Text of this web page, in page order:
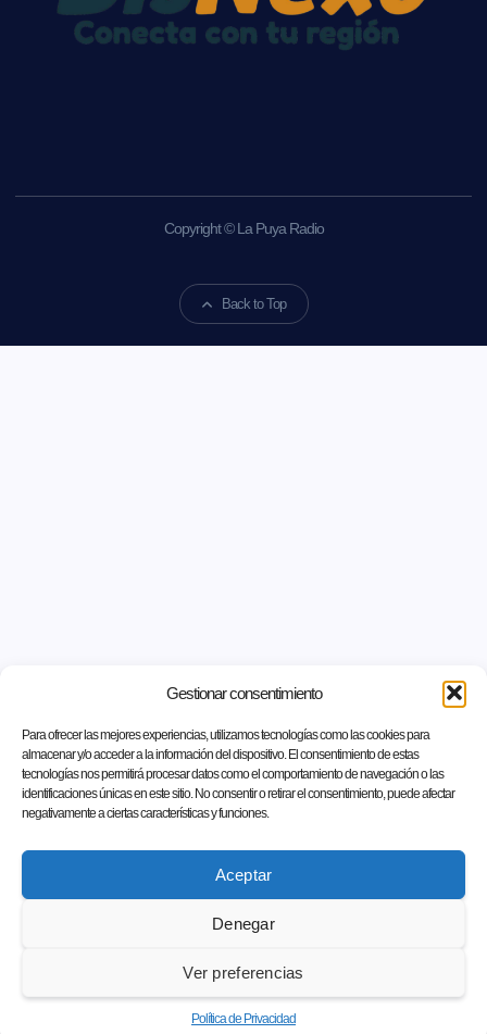
Gestionar consentimiento
Para ofrecer las mejores experiencias, utilizamos tecnologías como las cookies para
almacenar y/o acceder a la información del dispositivo. El consentimiento de estas
tecnologías nos permitirá procesar datos como el comportamiento de navegación o las
identificaciones únicas en este sitio. No consentir o retirar el consentimiento, puede afectar
negativamente a ciertas características y funciones.
Aceptar
Denegar
Ver preferencias
Política de Privacidad
Copyright © La Puya Radio
Back to Top